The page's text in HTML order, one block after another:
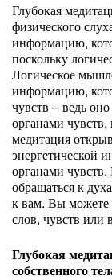
Глубокая
физического
информацию,
поскольку
Логическое
информацию,
чувств – ведь
органами
медитация
энергетической
органами
обращаться к
к вам. Вы можете
слов, чувств или
Глубокая
собственного